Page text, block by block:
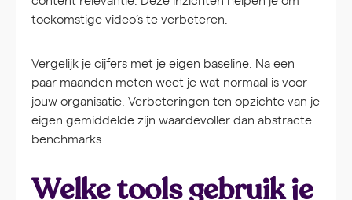
toekomstige video’s te verbeteren.
Vergelijk je cijfers met je eigen baseline. Na een
paar maanden meten weet je wat normaal is voor
jouw organisatie. Verbeteringen ten opzichte van je
eigen gemiddelde zijn waardevoller dan abstracte
benchmarks.
Welke tools gebruik je